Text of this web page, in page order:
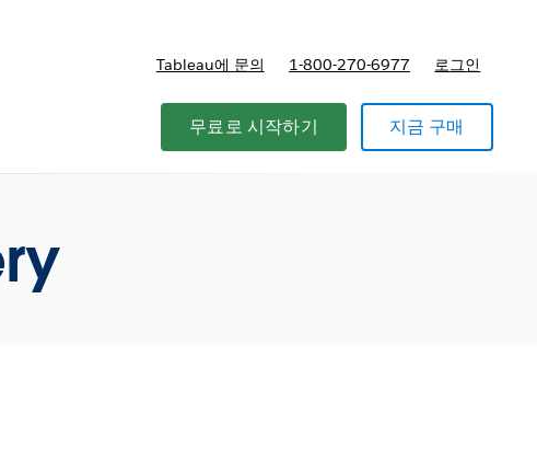
Tableau에 문의 1-800-270-6977 로그인
무료로 시작하기 지금 구매